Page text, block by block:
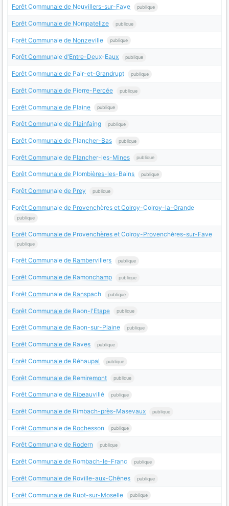
Forêt Communale de Neuvillers-sur-Fave publique
Forêt Communale de Nompatelize publique
Forêt Communale de Nonzeville publique
Forêt Communale d'Entre-Deux-Eaux publique
Forêt Communale de Pair-et-Grandrupt publique
Forêt Communale de Pierre-Percée publique
Forêt Communale de Plaine publique
Forêt Communale de Plainfaing publique
Forêt Communale de Plancher-Bas publique
Forêt Communale de Plancher-les-Mines publique
Forêt Communale de Plombières-les-Bains publique
Forêt Communale de Prey publique
Forêt Communale de Provenchères et Colroy-Colroy-la-Grande
publique
Forêt Communale de Provenchères et Colroy-Provenchères-sur-Fave
publique
Forêt Communale de Rambervillers publique
Forêt Communale de Ramonchamp publique
Forêt Communale de Ranspach publique
Forêt Communale de Raon-l'Etape publique
Forêt Communale de Raon-sur-Plaine publique
Forêt Communale de Raves publique
Forêt Communale de Réhaupal publique
Forêt Communale de Remiremont publique
Forêt Communale de Ribeauvillé publique
Forêt Communale de Rimbach-près-Masevaux publique
Forêt Communale de Rochesson publique
Forêt Communale de Rodern publique
Forêt Communale de Rombach-le-Franc publique
Forêt Communale de Roville-aux-Chênes publique
Forêt Communale de Rupt-sur-Moselle publique